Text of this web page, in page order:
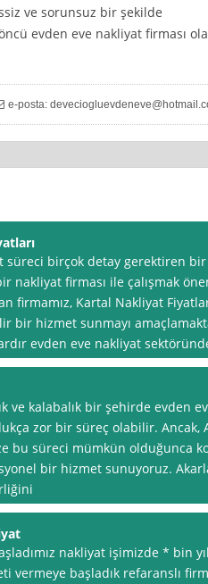
ve sorunsuz bir şekilde
evden eve nakliyat firması
e-posta:
süreci birçok detay gerektiren
nakliyat firması ile çalışmak
firmamız, Kartal Nakliyat
bir hizmet sunmayı
evden eve nakliyat
ve kalabalık bir şehirde evden
zor bir süreç olabilir. Ancak,
süreci mümkün olduğunca
bir hizmet sunuyoruz.
nakliyat işimizde * bin
vermeye başladık refaranslı